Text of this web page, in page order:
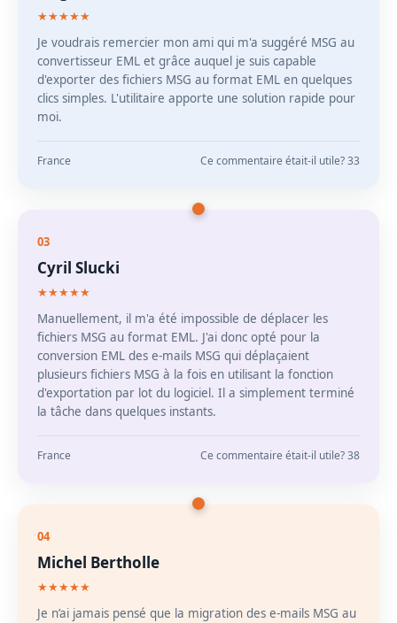
★★★★★
Je voudrais remercier mon ami qui m'a suggéré MSG au
convertisseur EML et grâce auquel je suis capable
d'exporter des fichiers MSG au format EML en quelques
clics simples. L'utilitaire apporte une solution rapide pour
moi.
France Ce commentaire était-il utile? 33
03
Cyril Slucki
★★★★★
Manuellement, il m'a été impossible de déplacer les
fichiers MSG au format EML. J'ai donc opté pour la
conversion EML des e-mails MSG qui déplaçaient
plusieurs fichiers MSG à la fois en utilisant la fonction
d'exportation par lot du logiciel. Il a simplement terminé
la tâche dans quelques instants.
France Ce commentaire était-il utile? 38
04
Michel Bertholle
★★★★★
Je n’ai jamais pensé que la migration des e-mails MSG au